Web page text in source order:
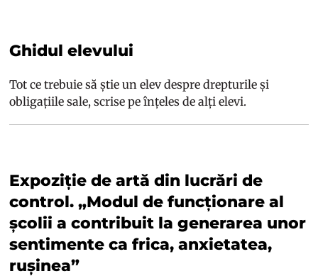
Ghidul elevului
Tot ce trebuie să știe un elev despre drepturile și
obligațiile sale, scrise pe înțeles de alți elevi.
Expoziție de artă din lucrări de
control. „Modul de funcționare al
școlii a contribuit la generarea unor
sentimente ca frica, anxietatea,
rușinea”